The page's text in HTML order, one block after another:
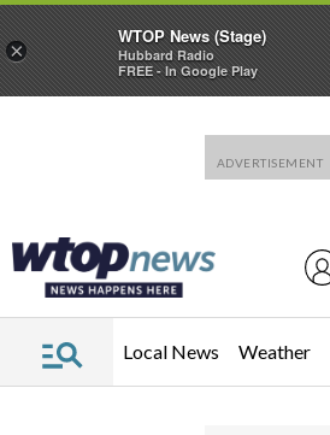
Local News Weather
×
WTOP News (Stage)
Hubbard Radio
FREE - In Google Play